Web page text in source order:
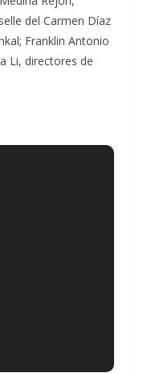
del Carmen Díaz
Franklin Antonio
Li, directores de